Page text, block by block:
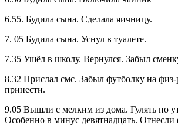
6.55. Будила сына. Сделала яичницу.
7. 05 Будила сына. Уснул в туалете.
7.35 Ушёл в школу. Вернулся. Забыл
8.32 Прислал смс. Забыл футболку на
принести.
9.05 Вышли с мелким из дома. Гулять по
Особенно в минус девятнадцать. Отнесли